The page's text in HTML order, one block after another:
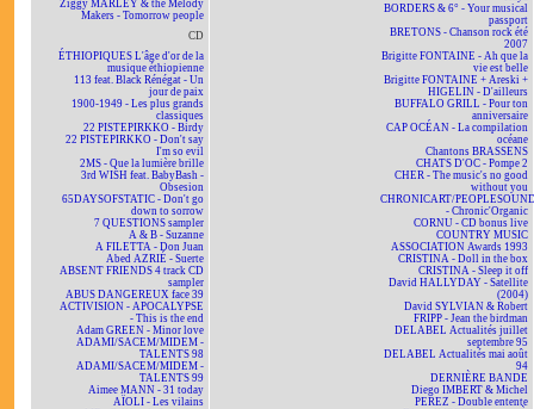
Ziggy MARLEY & the Melody
Makers - Tomorrow people
CD
ÉTHIOPIQUES L'âge d'or de la
musique éthiopienne
113 feat. Black Rénégat - Un
jour de paix
1900-1949 - Les plus grands
classiques
22 PISTEPIRKKO - Birdy
22 PISTEPIRKKO - Don't say
I'm so evil
2MS - Que la lumière brille
3rd WISH feat. BabyBash -
Obsesion
65DAYSOFSTATIC - Don't go
down to sorrow
7 QUESTIONS sampler
A & B - Suzanne
A FILETTA - Don Juan
Abed AZRIÉ - Suerte
ABSENT FRIENDS 4 track CD
sampler
ABUS DANGEREUX face 39
ACTIVISION - APOCALYPSE
- This is the end
Adam GREEN - Minor love
ADAMI/SACEM/MIDEM -
TALENTS 98
ADAMI/SACEM/MIDEM -
TALENTS 99
Aimee MANN - 31 today
AÏOLI - Les vilains
BORDERS & 6° - Your musical
passport
BRETONS - Chanson rock été
2007
Brigitte FONTAINE - Ah que la
vie est belle
Brigitte FONTAINE + Areski +
HIGELIN - D'ailleurs
BUFFALO GRILL - Pour ton
anniversaire
CAP OCÉAN - La compilation
océane
Chantons BRASSENS
CHATS D'OC - Pompe 2
CHER - The music's no good
without you
CHRONICART/
- Chronic'Organic
CORNU - CD bonus live
COUNTRY MUSIC
ASSOCIATION Awards 1993
CRISTINA - Doll in the box
CRISTINA - Sleep it off
David HALLYDAY - Satellite
(2004)
David SYLVIAN & Robert
FRIPP - Jean the birdman
DELABEL Actualités juillet
septembre 95
DELABEL Actualités mai août
94
DERNIÈRE BANDE
Diego IMBERT & Michel
PEREZ - Double entente